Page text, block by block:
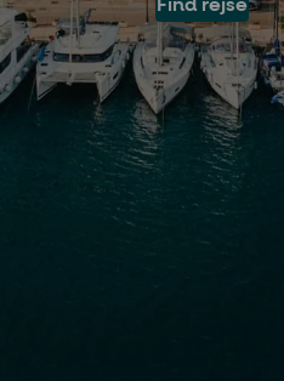
Find rejse